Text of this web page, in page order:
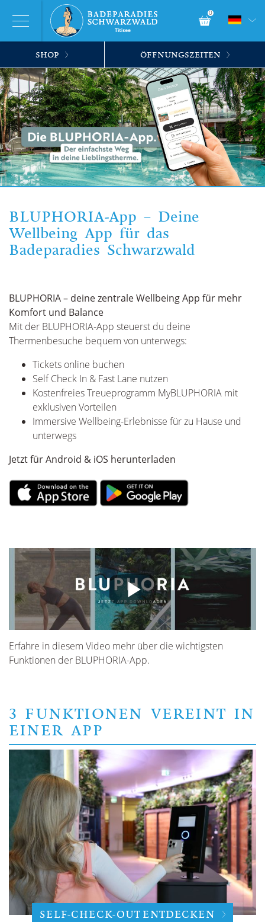
SHOP ÖFFNUNGSZEITEN
0
BLUPHORIA-App – Deine
Wellbeing App für das
Badeparadies Schwarzwald
BLUPHORIA – deine zentrale Wellbeing App für mehr
Komfort und Balance
Mit der BLUPHORIA-App steuerst du deine
Thermenbesuche bequem von unterwegs:
Tickets online buchen
Self Check In & Fast Lane nutzen
Kostenfreies Treueprogramm MyBLUPHORIA mit
exklusiven Vorteilen
Immersive Wellbeing-Erlebnisse für zu Hause und
unterwegs
Jetzt für Android & iOS herunterladen
Erfahre in diesem Video mehr über die wichtigsten
Funktionen der BLUPHORIA-App.
3 FUNKTIONEN VEREINT IN
EINER APP
SELF-CHECK-OUT ENTDECKEN